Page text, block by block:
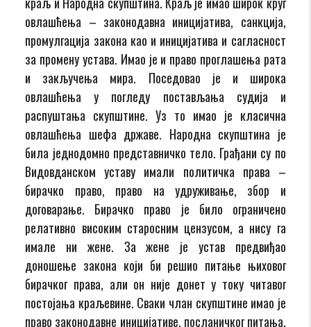
овлашћења – законодавна иницијатива, санкција,
промулгација закона као и иницијатива и сагласност
за промену устава. Имао је и право проглашења рата
и закључења мира. Поседовао је и широка
овлашћења у погледу постављања судија и
распуштања скупштине. Уз то имао је класична
овлашћења шефа државе. Народна скупштина је
била једнодомно представничко тело. Грађани су по
Видовданском уставу имали политичка права –
бирачко право, право на удруживање, збор и
договарање. Бирачко право је било ограничено
релативно високим старосним цензусом, а нису га
имале ни жене. За жене је устав предвиђао
доношење закона који би решио питање њиховог
бирачког права, али он није донет у току читавог
постојања краљевине. Сваки члан скупштине имао је
право законодавне иницијативе, посланичког питања,